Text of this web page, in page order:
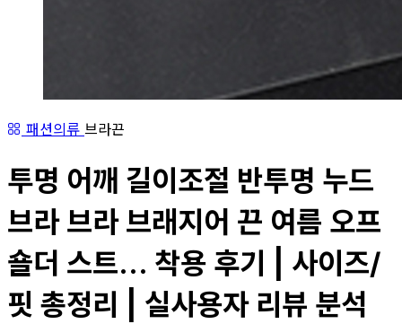
패션의류 브라끈
투명 어깨 길이조절 반투명 누드
브라 브라 브래지어 끈 여름 오프
숄더 스트... 착용 후기 | 사이즈/
핏 총정리 | 실사용자 리뷰 분석